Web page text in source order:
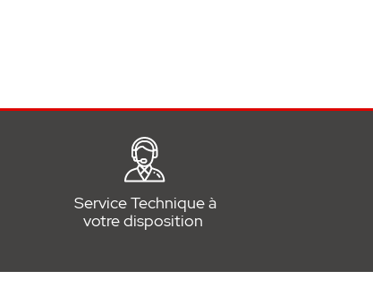
Service Technique à
votre disposition